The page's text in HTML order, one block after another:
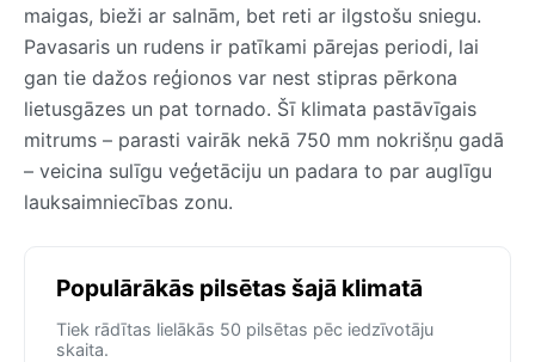
maigas, bieži ar salnām, bet reti ar ilgstošu sniegu.
Pavasaris un rudens ir patīkami pārejas periodi, lai
gan tie dažos reģionos var nest stipras pērkona
lietusgāzes un pat tornado. Šī klimata pastāvīgais
mitrums – parasti vairāk nekā 750 mm nokrišņu gadā
– veicina sulīgu veģetāciju un padara to par auglīgu
lauksaimniecības zonu.
Populārākās pilsētas šajā klimatā
Tiek rādītas lielākās 50 pilsētas pēc iedzīvotāju
skaita.